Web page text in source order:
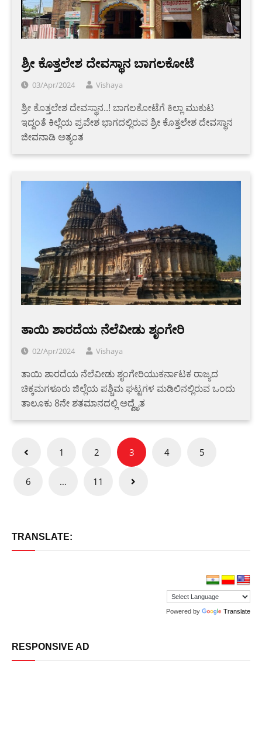
ಶ್ರೀ ಕೊತ್ತಲೇಶ ದೇವಸ್ಥಾನ ಬಾಗಲಕೋಟೆ
03/Apr/2024 Vishaya
ಶ್ರೀ ಕೊತ್ತಲೇಶ ದೇವಸ್ಥಾನ..! ಬಾಗಲಕೋಟೆಗೆ ಕಿಲ್ಲಾ ಮುಕುಟ
ಇದ್ದಂತೆ ಕಿಲ್ಲೆಯ ಪ್ರವೇಶ ಭಾಗದಲ್ಲಿರುವ ಶ್ರೀ ಕೊತ್ತಲೇಶ ದೇವಸ್ಥಾನ
ಜೀವನಾಡಿ ಅತ್ಯಂತ
ತಾಯಿ ಶಾರದೆಯ ನೆಲೆವೀಡು ಶೃಂಗೇರಿ
02/Apr/2024 Vishaya
ತಾಯಿ ಶಾರದೆಯ ನೆಲೆವೀಡು ಶೃಂಗೇರಿಯುಕರ್ನಾಟಕ ರಾಜ್ಯದ
ಚಿಕ್ಕಮಗಳೂರು ಜಿಲ್ಲೆಯ ಪಶ್ಚಿಮ ಘಟ್ಟಗಳ ಮಡಿಲಿನಲ್ಲಿರುವ ಒಂದು
ತಾಲೂಕು 8ನೇ ಶತಮಾನದಲ್ಲಿ ಅದ್ವೈತ
Posts
1 2 3 4 5
6 … 11
TRANSLATE:
Powered by Translate
RESPONSIVE AD